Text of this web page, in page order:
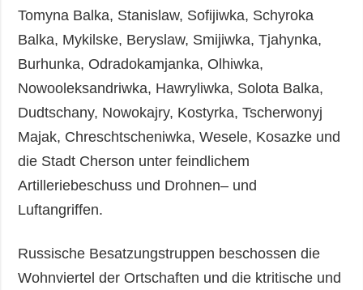
Tomyna Balka, Stanislaw, Sofijiwka, Schyroka
Balka, Mykilske, Beryslaw, Smijiwka, Tjahynka,
Burhunka, Odradokamjanka, Olhiwka,
Nowooleksandriwka, Hawryliwka, Solota Balka,
Dudtschany, Nowokajry, Kostyrka, Tscherwonyj
Majak, Chreschtscheniwka, Wesele, Kosazke und
die Stadt Cherson unter feindlichem
Artilleriebeschuss und Drohnen– und
Luftangriffen.
Russische Besatzungstruppen beschossen die
Wohnviertel der Ortschaften und die ktritische und